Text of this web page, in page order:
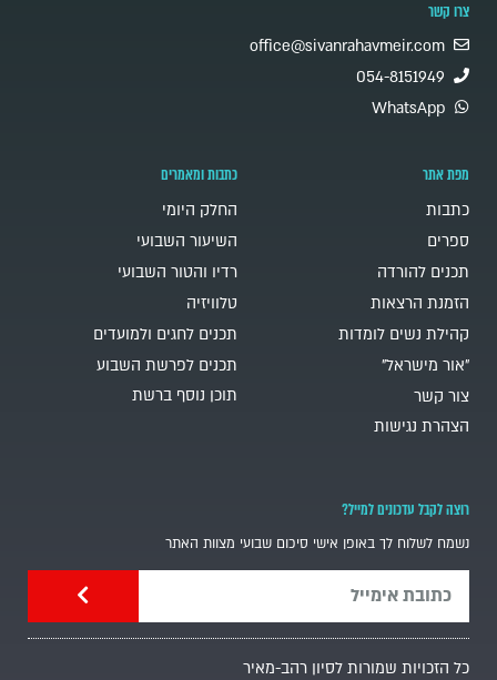
צרו קשר
office@sivanrahavmeir.com
054-8151949
WhatsApp
מפת אתר
כתבות
ספרים
תכנים להורדה
הזמנת הרצאות
קהילת נשים לומדות
"אור מישראל"
צור קשר
הצהרת נגישות
כתבות ומאמרים
החלק היומי
השיעור השבועי
רדיו והטור השבועי
טלוויזיה
תכנים לחגים ולמועדים
תכנים לפרשת השבוע
תוכן נוסף ברשת
רוצה לקבל עדכונים למייל?
נשמח לשלוח לך באופן אישי סיכום שבועי מצוות האתר
כל הזכויות שמורות לסיון רהב-מאיר